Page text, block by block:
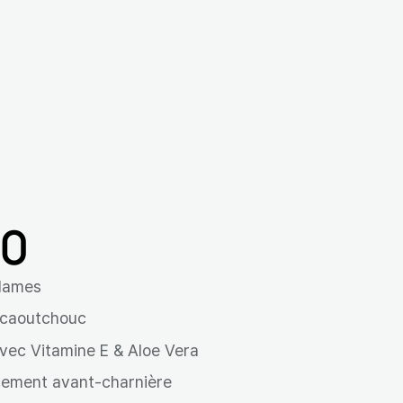
Vitamine E & Aloe Vera
avant-charnière